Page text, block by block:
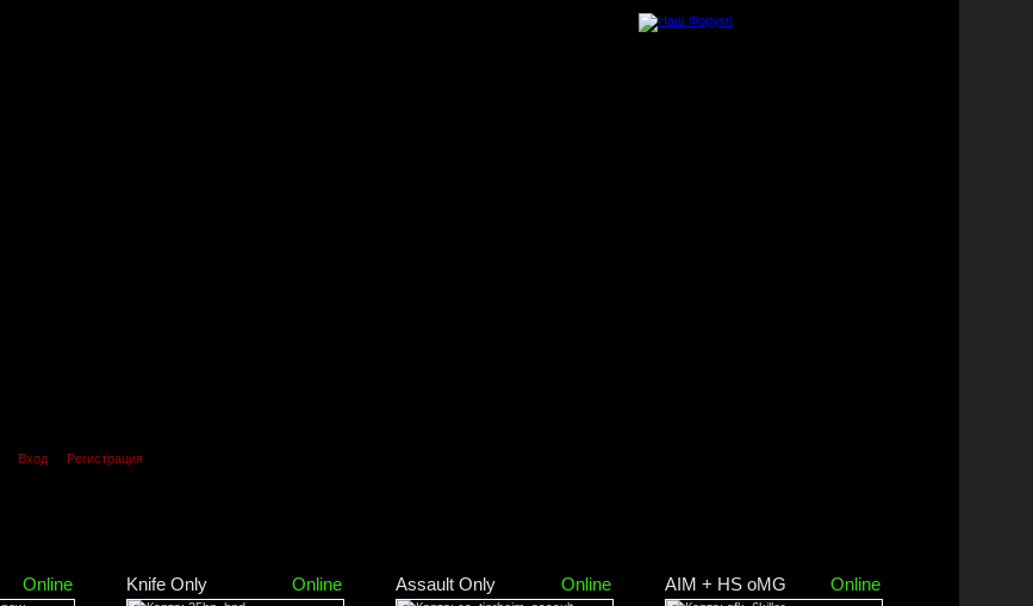
Вход Регистрация
Online Knife Only Online Assault Only Online AIM + HS oMG Online